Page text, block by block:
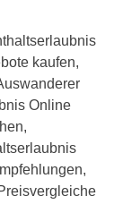
kaufen,
Online